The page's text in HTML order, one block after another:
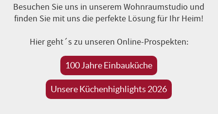
Besuchen Sie uns in unserem Wohnraumstudio und
finden Sie mit uns die perfekte Lösung für Ihr Heim!
Hier geht´s zu unseren Online-Prospekten:
100 Jahre Einbauküche
Unsere Küchenhighlights 2026